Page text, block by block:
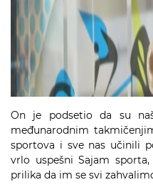
On je podsetio da su
međunarodnim
sportova i sve nas učinili
vrlo uspešni Sajam
prilika da im se svi